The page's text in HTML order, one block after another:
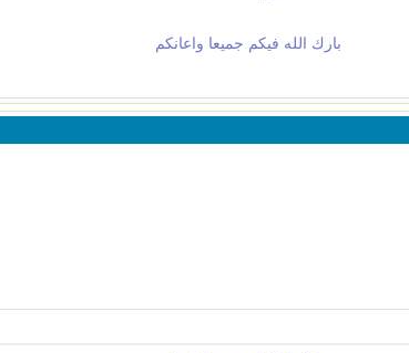
بارك الله فيكم جميعا واعانكم